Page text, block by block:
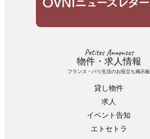
Petites Annonces
物件・求人情報
フランス・パリ生活のお役立ち掲示板
貸し物件
求人
イベント告知
エトセトラ